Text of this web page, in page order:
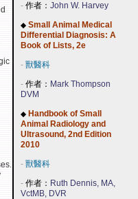
- 作者： John W. Harvey
◆ Small Animal Medical
Differential Diagnosis: A
Book of Lists, 2e
- 獸醫科
- 作者： Mark Thompson
DVM
◆ Handbook of Small
Animal Radiology and
Ultrasound, 2nd Edition
2010
- 獸醫科
- 作者： Ruth Dennis, MA,
VctMB, DVR